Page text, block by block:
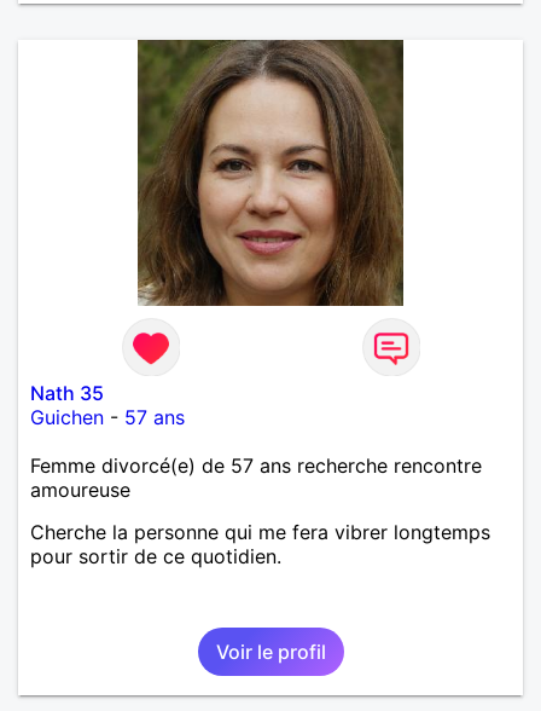
Nath 35
Guichen - 57 ans
Femme divorcé(e) de 57 ans recherche rencontre
amoureuse
Cherche la personne qui me fera vibrer longtemps
pour sortir de ce quotidien.
Voir le profil